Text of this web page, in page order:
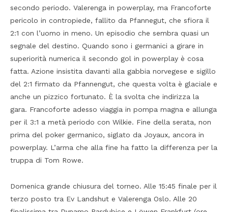
secondo periodo. Valerenga in powerplay, ma Francoforte
pericolo in contropiede, fallito da Pfannegut, che sfiora il
2:1 con l’uomo in meno. Un episodio che sembra quasi un
segnale del destino. Quando sono i germanici a girare in
superiorità numerica il secondo gol in powerplay è cosa
fatta. Azione insistita davanti alla gabbia norvegese e sigillo
del 2:1 firmato da Pfannengut, che questa volta è glaciale e
anche un pizzico fortunato. È la svolta che indirizza la
gara. Francoforte adesso viaggia in pompa magna e allunga
per il 3:1 a metà periodo con Wilkie. Fine della serata, non
prima del poker germanico, siglato da Joyaux, ancora in
powerplay. L’arma che alla fine ha fatto la differenza per la
truppa di Tom Rowe.
Domenica grande chiusura del torneo. Alle 15:45 finale per il
terzo posto tra Ev Landshut e Valerenga Oslo. Alle 20